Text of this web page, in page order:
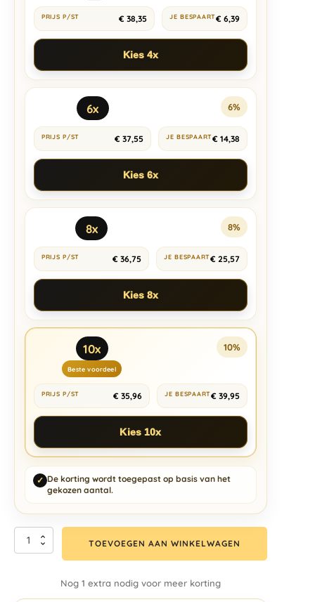
€ 38,35 € 6,39
Kies 4x
6x 6%
€ 37,55 € 14,38
Kies 6x
8x 8%
€ 36,75 € 25,57
Kies 8x
10x
Beste voordeel
10%
€ 35,96 € 39,95
Kies 10x
✓ De korting wordt toegepast op basis van het
gekozen aantal.
TOEVOEGEN AAN WINKELWAGEN
Nog 1 extra nodig voor meer korting